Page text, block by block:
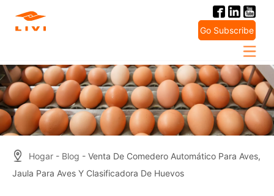
Go Subscribe
Hogar - Blog - Venta De Comedero Automático Para Aves,
Jaula Para Aves Y Clasificadora De Huevos